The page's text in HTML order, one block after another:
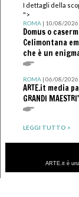
I dettagli della
">
ROMA| 10/08/2026
Domus o
Celimontana
che è un
ROMA| 06/08/2026
ARTE.it media
GRANDI
LEGGI TUTTO >
ARTE.it è